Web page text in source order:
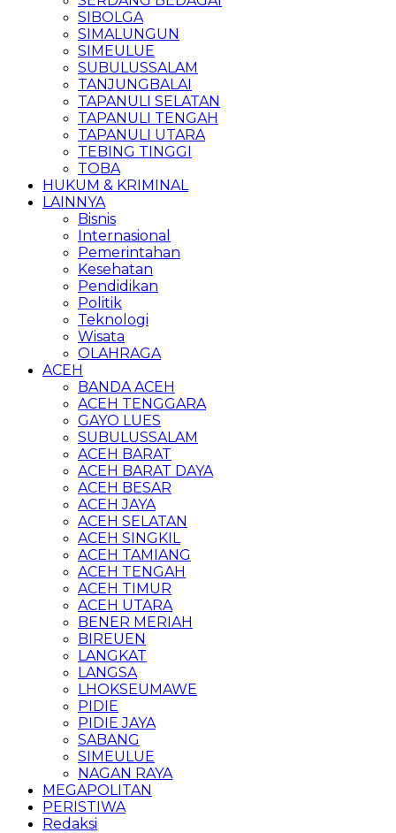
SIBOLGA
SIMALUNGUN
SIMEULUE
SUBULUSSALAM
TANJUNGBALAI
TAPANULI SELATAN
TAPANULI TENGAH
TAPANULI UTARA
TEBING TINGGI
TOBA
HUKUM & KRIMINAL
LAINNYA
Bisnis
Internasional
Pemerintahan
Kesehatan
Pendidikan
Politik
Teknologi
Wisata
OLAHRAGA
ACEH
BANDA ACEH
ACEH TENGGARA
GAYO LUES
SUBULUSSALAM
ACEH BARAT
ACEH BARAT DAYA
ACEH BESAR
ACEH JAYA
ACEH SELATAN
ACEH SINGKIL
ACEH TAMIANG
ACEH TENGAH
ACEH TIMUR
ACEH UTARA
BENER MERIAH
BIREUEN
LANGKAT
LANGSA
LHOKSEUMAWE
PIDIE
PIDIE JAYA
SABANG
SIMEULUE
NAGAN RAYA
MEGAPOLITAN
PERISTIWA
Redaksi